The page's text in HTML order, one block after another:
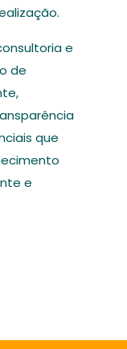
e
de
que
e